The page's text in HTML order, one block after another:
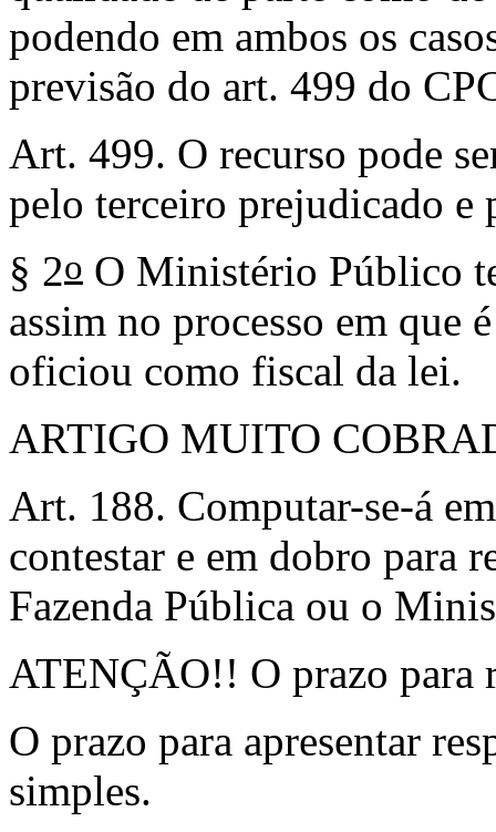
podendo em ambos os
previsão do art. 499 do
Art. 499. O recurso pode
pelo terceiro prejudicado
§ 2o O Ministério Público
assim no processo em que
oficiou como fiscal da lei.
ARTIGO MUITO
Art. 188. Computar-se-á
contestar e em dobro para
Fazenda Pública ou o
ATENÇÃO!! O prazo para
O prazo para apresentar
simples.